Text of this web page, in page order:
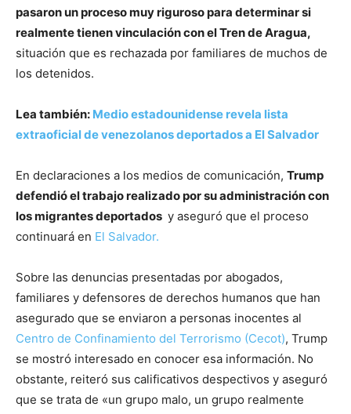
pasaron un proceso muy riguroso para determinar si
realmente tienen vinculación con el Tren de Aragua,
situación que es rechazada por familiares de muchos de
los detenidos.
Lea también: Medio estadounidense revela lista
extraoficial de venezolanos deportados a El Salvador
En declaraciones a los medios de comunicación, Trump
defendió el trabajo realizado por su administración con
los migrantes deportados y aseguró que el proceso
continuará en El Salvador.
Sobre las denuncias presentadas por abogados,
familiares y defensores de derechos humanos que han
asegurado que se enviaron a personas inocentes al
Centro de Confinamiento del Terrorismo (Cecot), Trump
se mostró interesado en conocer esa información. No
obstante, reiteró sus calificativos despectivos y aseguró
que se trata de «un grupo malo, un grupo realmente